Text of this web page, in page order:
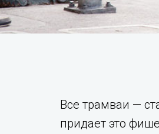
Все трамваи —
придает это